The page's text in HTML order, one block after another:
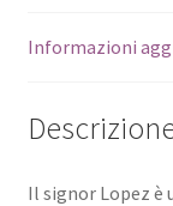
Informazioni
Il signor Lopez è